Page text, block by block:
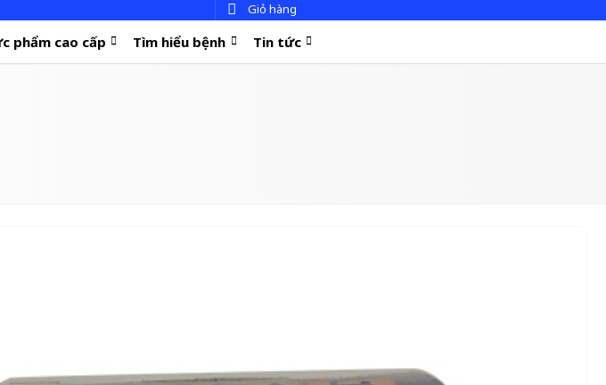
Giỏ hàng
phẩm cao cấp Tìm hiểu bệnh Tin tức